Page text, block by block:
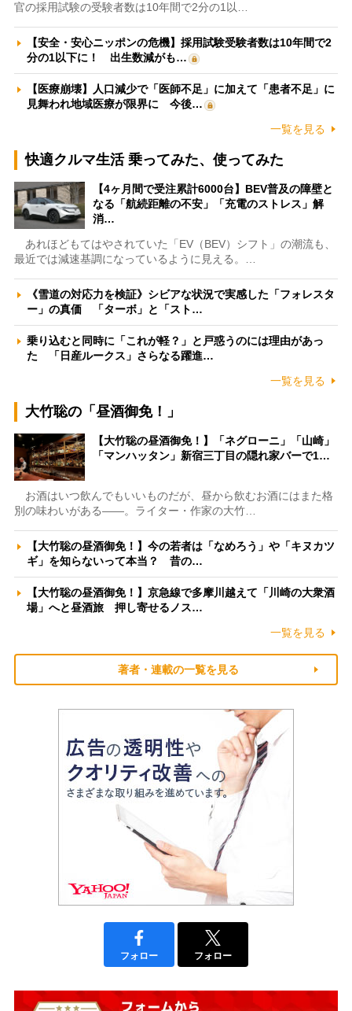
官の採用試験の受験者数は10年間で2分の1以…
【安全・安心ニッポンの危機】採用試験受験者数は10年間で2
分の1以下に！ 出生数減がも…
【医療崩壊】人口減少で「医師不足」に加えて「患者不足」に
見舞われ地域医療が限界に 今後…
一覧を見る
快適クルマ生活 乗ってみた、使ってみた
【4ヶ月間で受注累計6000台】BEV普及の障壁と
なる「航続距離の不安」「充電のストレス」解
消…
あれほどもてはやされていた「EV（BEV）シフト」の潮流も、
最近では減速基調になっているように見える。…
《雪道の対応力を検証》シビアな状況で実感した「フォレスタ
ー」の真価 「ターボ」と「スト…
乗り込むと同時に「これが軽？」と戸惑うのには理由があっ
た 「日産ルークス」さらなる躍進…
一覧を見る
大竹聡の「昼酒御免！」
【大竹聡の昼酒御免！】「ネグローニ」「山崎」
「マンハッタン」新宿三丁目の隠れ家バーで1…
お酒はいつ飲んでもいいものだが、昼から飲むお酒にはまた格
別の味わいがある――。ライター・作家の大竹…
【大竹聡の昼酒御免！】今の若者は「なめろう」や「キヌカツ
ギ」を知らないって本当？ 昔の…
【大竹聡の昼酒御免！】京急線で多摩川越えて「川崎の大衆酒
場」へと昼酒旅 押し寄せるノス…
一覧を見る
著者・連載の一覧を見る
フォロー フォロー